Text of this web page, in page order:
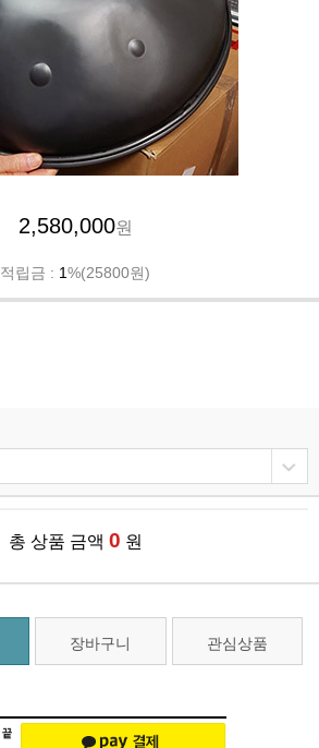
2,580,000원
적립금 : 1%(25800원)
총 상품 금액 0 원
장바구니 관심상품